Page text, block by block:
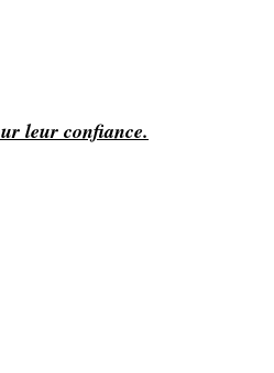
leur confiance.